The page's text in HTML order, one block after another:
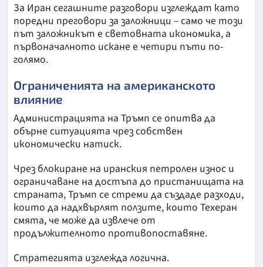
За Иран сегашните разговори изглеждат като
поредни преговори за заложници – само че този
път заложникът е световната икономика, а
първоначалното искане е четири пъти по-
голямо.
Ограниченията на американското
влияние
Администрацията на Тръмп се опитва да
обърне ситуацията чрез собствен
икономически натиск.
Чрез блокиране на иранския петролен износ и
ограничаване на достъпа до пристанищата на
страната, Тръмп се стреми да създаде разходи,
които да надхвърлят ползите, които Техеран
смята, че може да извлече от
продължителното противопоставяне.
Стратегията изглежда логична.